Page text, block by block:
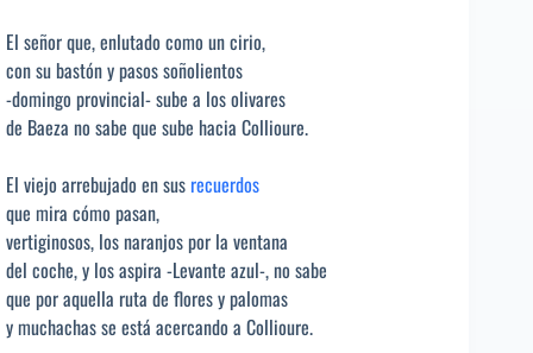
El señor que, enlutado como un cirio,
con su bastón y pasos soñolientos
-domingo provincial- sube a los olivares
de Baeza no sabe que sube hacia Collioure.
El viejo arrebujado en sus recuerdos
que mira cómo pasan,
vertiginosos, los naranjos por la ventana
del coche, y los aspira -Levante azul-, no sabe
que por aquella ruta de flores y palomas
y muchachas se está acercando a Collioure.